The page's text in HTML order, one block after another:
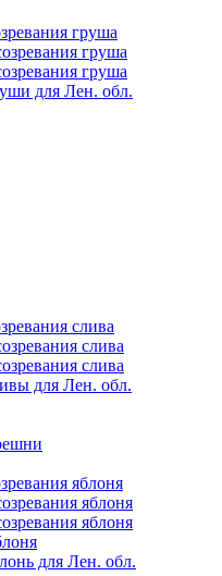
груша
груша
груша
для Лен. обл.
слива
слива
слива
для Лен. обл.
яблоня
яблоня
яблоня
для Лен. обл.